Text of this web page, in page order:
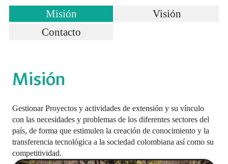
Misión
Visión
Contacto
Misión
Gestionar Proyectos y actividades de extensión y su vínculo
con las necesidades y problemas de los diferentes sectores del
país, de forma que estimulen la creación de conocimiento y la
transferencia tecnológica a la sociedad colombiana así como su
competitividad.